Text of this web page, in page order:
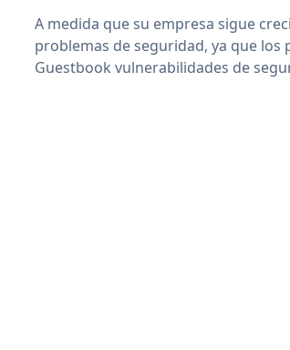
A medida que su empresa sigue
problemas de seguridad, ya que
Guestbook vulnerabilidades de